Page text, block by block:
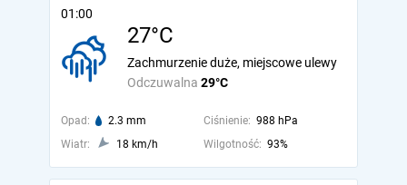
01:00
27°C
Odczuwalna 29°C
Zachmurzenie duże, miejscowe ulewy
Opad: 2.3 mm Ciśnienie: 988 hPa
Wiatr:
18 km/h Wilgotność: 93%